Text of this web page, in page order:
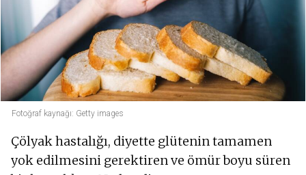
Fotoğraf kaynağı: Getty images
Çölyak hastalığı, diyette glütenin tamamen
yok edilmesini gerektiren ve ömür boyu süren